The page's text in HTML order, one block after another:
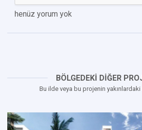
henüz yorum yok
BÖLGEDEKİ DİĞER
Bu ilde veya bu projenin